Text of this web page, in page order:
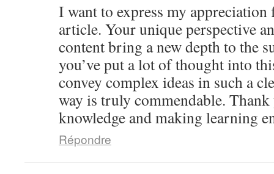
I want to express my
article. Your unique perspective
content bring a new depth to the
you’ve put a lot of thought into
convey complex ideas in such a
way is truly commendable.
knowledge and making learning
Répondre